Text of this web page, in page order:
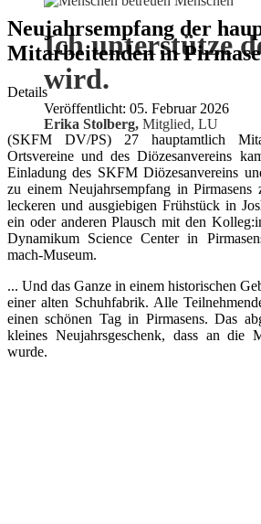
Ich unterstütze
wird.
Erika Stolberg, Mitglied, LU
Neujahrsempfang der
Mitarbeitenden in
Details
Veröffentlicht: 05. Februar 2026
(SKFM DV/PS) 27 hauptamtlich
Ortsvereine und des Diözesanvereins
Einladung des SKFM Diözesanvereins
zu einem Neujahrsempfang in Pirmasens
leckeren und ausgiebigen Frühstück in
ein oder anderen Plausch mit den
Dynamikum Science Center in
mach-Museum.
... Und das Ganze in einem historischen
einer alten Schuhfabrik. Alle
einen schönen Tag in Pirmasens. Das
kleines Neujahrsgeschenk, dass an die
wurde.